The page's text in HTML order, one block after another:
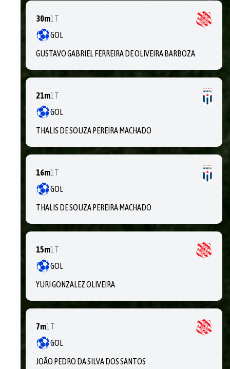
30m1T
GOL
GUSTAVO GABRIEL FERREIRA DE OLIVEIRA BARBOZA
21m1T
GOL
THALIS DE SOUZA PEREIRA MACHADO
16m1T
GOL
THALIS DE SOUZA PEREIRA MACHADO
15m1T
GOL
YURI GONZALEZ OLIVEIRA
7m1T
GOL
JOÃO PEDRO DA SILVA DOS SANTOS